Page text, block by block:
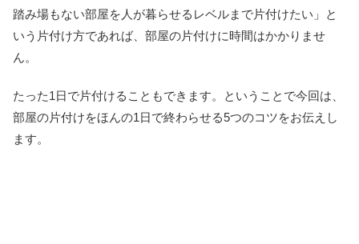
踏み場もない部屋を人が暮らせるレベルまで片付けたい」と
いう片付け方であれば、部屋の片付けに時間はかかりませ
ん。
たった1日で片付けることもできます。ということで今回は、
部屋の片付けをほんの1日で終わらせる5つのコツをお伝えし
ます。